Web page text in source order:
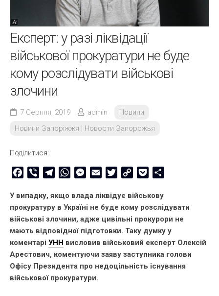
Експерт: у разі ліквідації
військової прокуратури не буде
кому розслідувати військові
злочини
7 Серпня, 2019 admin
Новини
Новини Запоріжжя | Новости Запорожья
Поділитися:
Facebook
Viber TelegramWhatsAppMessenger
Email TwitterCopy
Pocket
У випадку, якщо влада ліквідує військову
прокуратуру в Україні не буде кому розслідувати
військові злочини, адже цивільні прокурори не
мають відповідної підготовки. Таку думку у
коментарі УНН висловив військовий експерт Олексій
Арестович, коментуючи заяву заступника голови
Офісу Президента про недоцільність існування
військової прокуратури.